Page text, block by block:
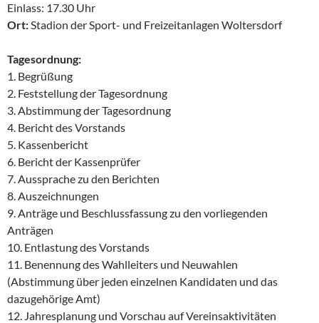
Einlass: 17.30 Uhr
Ort:Stadion der Sport- und Freizeitanlagen Woltersdorf
Tagesordnung:
1. Begrüßung
2. Feststellung der Tagesordnung
3. Abstimmung der Tagesordnung
4. Bericht des Vorstands
5. Kassenbericht
6. Bericht der Kassenprüfer
7. Aussprache zu den Berichten
8. Auszeichnungen
9. Anträge und Beschlussfassung zu den vorliegenden
Anträgen
10. Entlastung des Vorstands
11. Benennung des Wahlleiters und Neuwahlen
(Abstimmung über jeden einzelnen Kandidaten und das
dazugehörige Amt)
12. Jahresplanung und Vorschau auf Vereinsaktivitäten